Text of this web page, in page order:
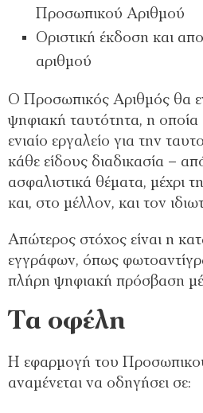
Προσωπικού Αριθμού
Οριστική έκδοση και
αριθμού
Ο Προσωπικός Αριθμός θα
ψηφιακή ταυτότητα, η οποία
ενιαίο εργαλείο για την
κάθε είδους διαδικασία –
ασφαλιστικά θέματα, μέχρι
και, στο μέλλον, και τον
Απώτερος στόχος είναι η
εγγράφων, όπως
πλήρη ψηφιακή πρόσβαση
Τα οφέλη
Η εφαρμογή του
αναμένεται να οδηγήσει σε: